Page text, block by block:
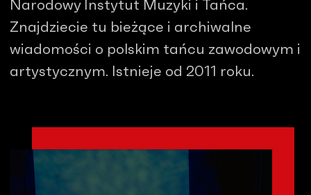
Narodowy Instytut Muzyki i Tańca.
Znajdziecie tu bieżące i archiwalne
wiadomości o polskim tańcu zawodowym i
artystycznym. Istnieje od 2011 roku.